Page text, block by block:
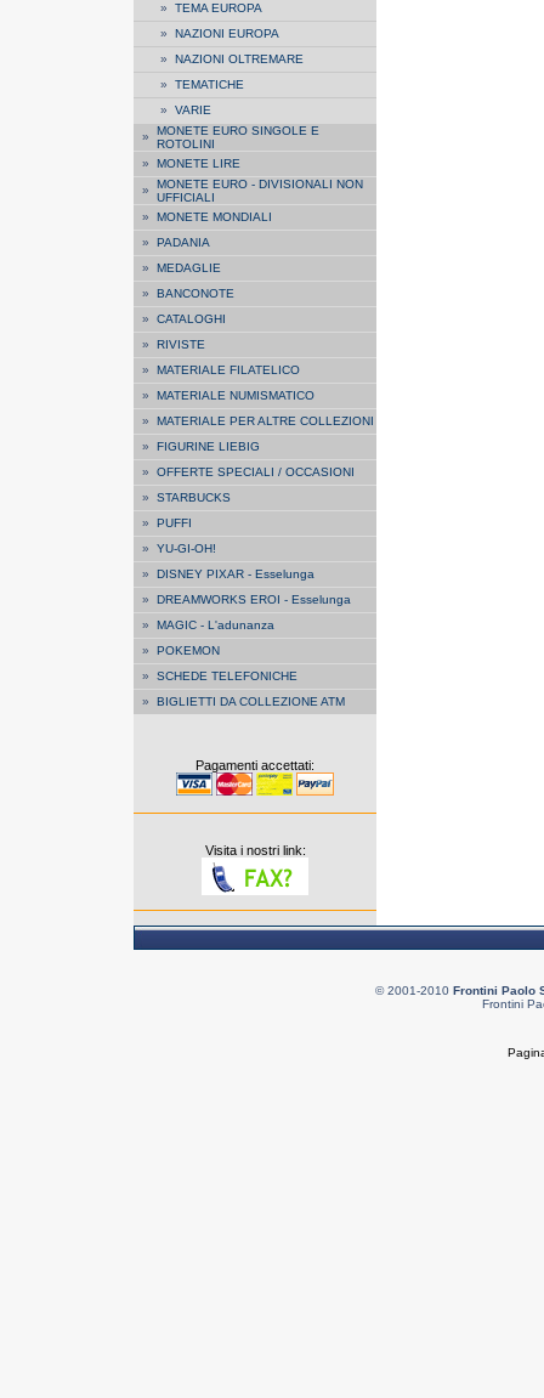
» TEMA EUROPA
» NAZIONI EUROPA
» NAZIONI OLTREMARE
» TEMATICHE
» VARIE
» MONETE EURO SINGOLE E
ROTOLINI
» MONETE LIRE
» MONETE EURO - DIVISIONALI NON
UFFICIALI
» MONETE MONDIALI
» PADANIA
» MEDAGLIE
» BANCONOTE
» CATALOGHI
» RIVISTE
» MATERIALE FILATELICO
» MATERIALE NUMISMATICO
» MATERIALE PER ALTRE COLLEZIONI
» FIGURINE LIEBIG
» OFFERTE SPECIALI / OCCASIONI
» STARBUCKS
» PUFFI
» YU-GI-OH!
» DISNEY PIXAR - Esselunga
» DREAMWORKS EROI - Esselunga
» MAGIC - L'adunanza
» POKEMON
» SCHEDE TELEFONICHE
» BIGLIETTI DA COLLEZIONE ATM
Pagamenti accettati:
Visita i nostri link:
© 2001-2010 Frontini Paolo
Frontini